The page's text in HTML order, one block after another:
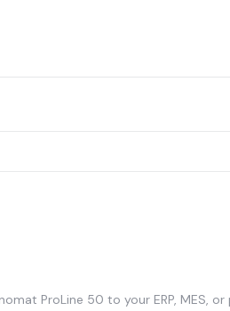
ProLine 50 to your ERP,